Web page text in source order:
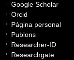
Google Scholar
Orcid
Página personal
Publons
Researcher-ID
Researchgate